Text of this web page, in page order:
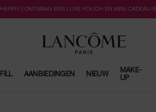
| ONTVANG EEN LUXE POUCH EN MINI
AANBIEDINGEN NIEUW
MAKE-
UP